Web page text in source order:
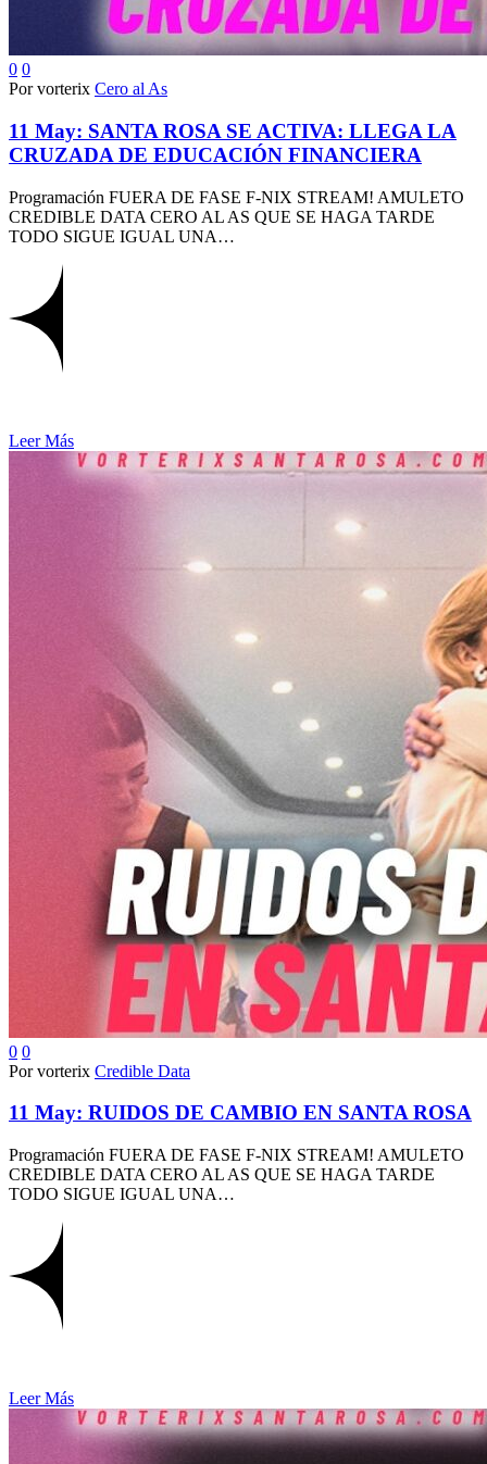
0 0
Por vorterix Cero al As
11 May: SANTA ROSA SE ACTIVA: LLEGA LA
CRUZADA DE EDUCACIÓN FINANCIERA
Programación FUERA DE FASE F-NIX STREAM! AMULETO
CREDIBLE DATA CERO AL AS QUE SE HAGA TARDE
TODO SIGUE IGUAL UNA…
Leer Más
0 0
Por vorterix Credible Data
11 May: RUIDOS DE CAMBIO EN SANTA ROSA
Programación FUERA DE FASE F-NIX STREAM! AMULETO
CREDIBLE DATA CERO AL AS QUE SE HAGA TARDE
TODO SIGUE IGUAL UNA…
Leer Más